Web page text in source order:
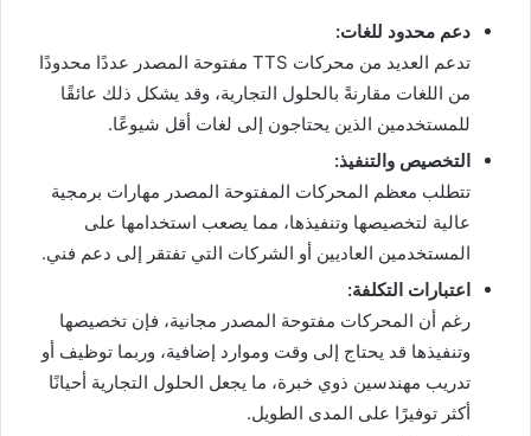
دعم محدود للغات:
تدعم العديد من محركات TTS مفتوحة المصدر عددًا محدودًا
من اللغات مقارنةً بالحلول التجارية، وقد يشكل ذلك عائقًا
للمستخدمين الذين يحتاجون إلى لغات أقل شيوعًا.
التخصيص والتنفيذ:
تتطلب معظم المحركات المفتوحة المصدر مهارات برمجية
عالية لتخصيصها وتنفيذها، مما يصعب استخدامها على
المستخدمين العاديين أو الشركات التي تفتقر إلى دعم فني.
اعتبارات التكلفة:
رغم أن المحركات مفتوحة المصدر مجانية، فإن تخصيصها
وتنفيذها قد يحتاج إلى وقت وموارد إضافية، وربما توظيف أو
تدريب مهندسين ذوي خبرة، ما يجعل الحلول التجارية أحيانًا
أكثر توفيرًا على المدى الطويل.